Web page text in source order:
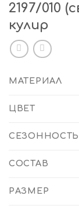
2197/010
кулир
МАТЕРИАЛ
ЦВЕТ
СЕЗОННОСТЬ
СОСТАВ
РАЗМЕР